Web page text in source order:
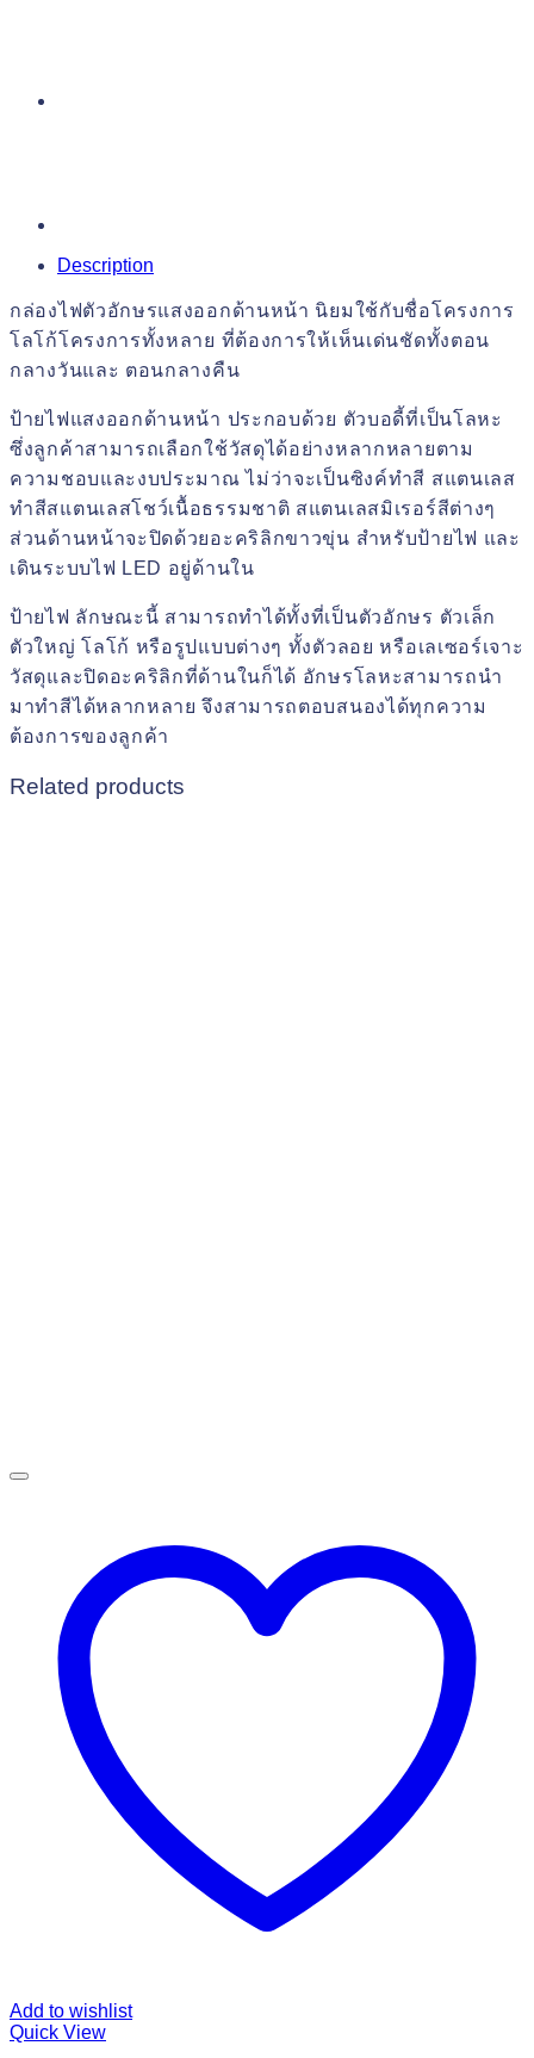
Description
กล่องไฟตัวอักษรแสงออกด้านหน้า นิยมใช้กับชื่อโครงการ
โลโก้โครงการทั้งหลาย ที่ต้องการให้เห็นเด่นชัดทั้งตอน
กลางวันและ ตอนกลางคืน
ป้ายไฟแสงออกด้านหน้า ประกอบด้วย ตัวบอดี้ที่เป็นโลหะ
ซึ่งลูกค้าสามารถเลือกใช้วัสดุได้อย่างหลากหลายตาม
ความชอบและงบประมาณ ไม่ว่าจะเป็นซิงค์ทำสี สแตนเลส
ทำสีสแตนเลสโชว์เนื้อธรรมชาติ สแตนเลสมิเรอร์สีต่างๆ
ส่วนด้านหน้าจะปิดด้วยอะคริลิกขาวขุ่น สำหรับป้ายไฟ และ
เดินระบบไฟ LED อยู่ด้านใน
ป้ายไฟ ลักษณะนี้ สามารถทำได้ทั้งที่เป็นตัวอักษร ตัวเล็ก
ตัวใหญ่ โลโก้ หรือรูปแบบต่างๆ ทั้งตัวลอย หรือเลเซอร์เจาะ
วัสดุและปิดอะคริลิกที่ด้านในก็ได้ อักษรโลหะสามารถนำ
มาทำสีได้หลากหลาย จึงสามารถตอบสนองได้ทุกความ
ต้องการของลูกค้า
Related products
Add to wishlist
Quick View